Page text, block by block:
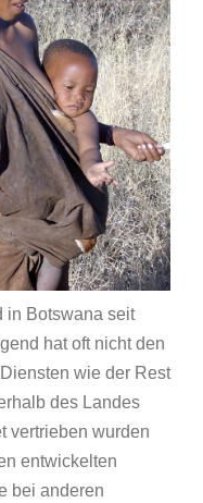
in Botswana seit
hat oft nicht den
wie der Rest
des Landes
vertrieben wurden
entwickelten
bei anderen